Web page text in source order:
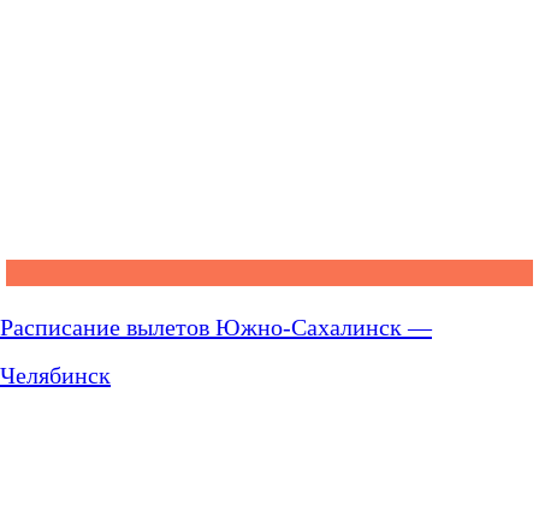
Расписание вылетов Южно-Сахалинск —
Челябинск